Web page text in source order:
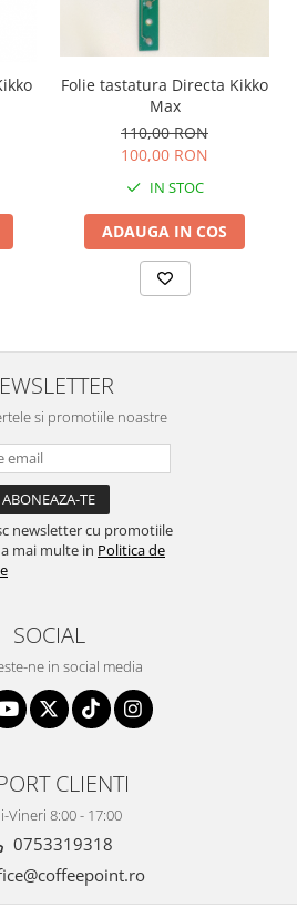
Folie tastatura Directa Kikko
Max
110,00 RON
100,00 RON
IN STOC
ADAUGA IN COS
si promotiile noastre
newsletter cu promotiile
mai multe in Politica de
SOCIAL
ne in social media
CLIENTI
Vineri 8:00 - 17:00
0753319318